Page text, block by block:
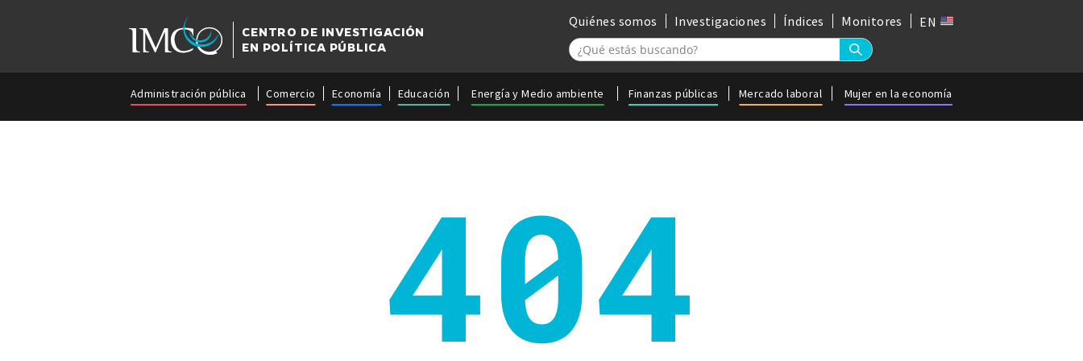
CENTRO DE INVESTIGACIÓN
EN POLÍTICA PÚBLICA
Quiénes somos Investigaciones Índices Monitores EN
Administración pública Comercio Economía Educación Energía y Medio ambiente Finanzas públicas Mercado laboral Mujer en la economía
404